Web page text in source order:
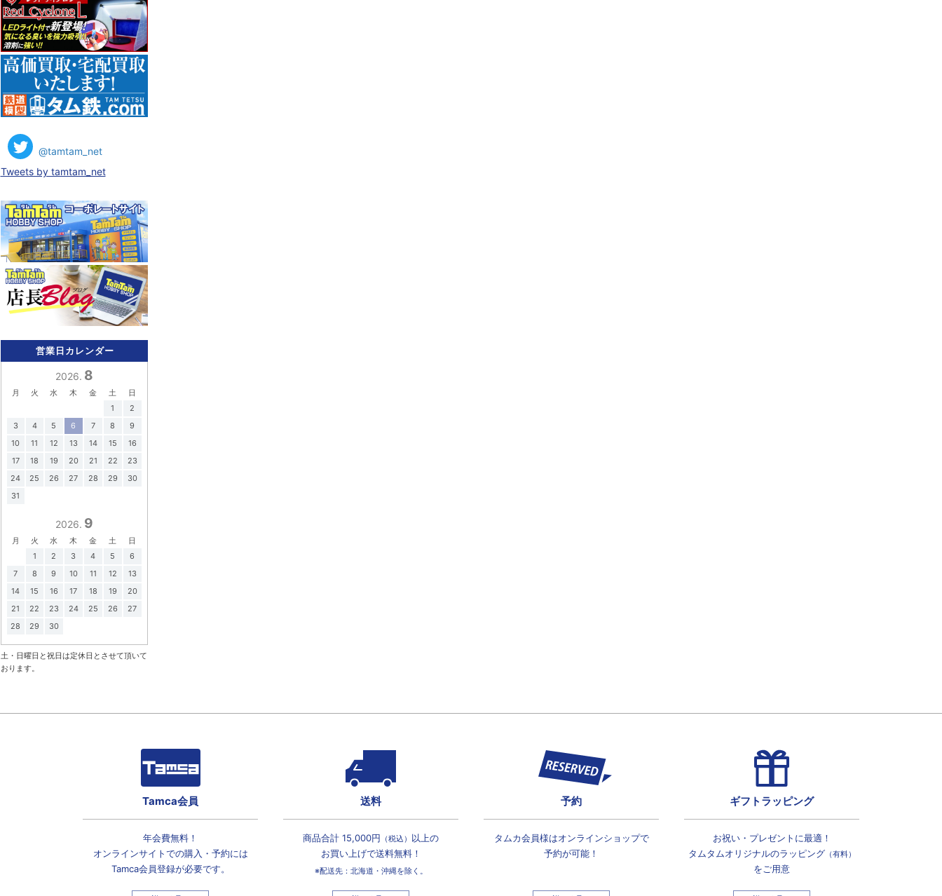
@tamtam_net
Tweets by tamtam_net
営業日カレンダー
2026. 8
月 火 水 木 金 土
日
1
2
3
4 5 6 7 8
9
10
11 12 13 14 15
16
17
18 19 20 21 22
23
24
25 26 27 28 29
30
31
2026. 9
月 火 水 木 金 土
日
1
2 3 4 5
6
7
8 9 10 11 12
13
14
15 16 17 18 19
20
21
22 23 24 25 26
27
28
29 30
土・日曜日と祝日は定休日とさせて頂いて
おります。
Tamca会員
年会費無料！
オンラインサイトでの購入・予約には
Tamca会員登録が必要です。
送料
商品合計 15,000円 （税込） 以上の
お買い上げで送料無料！
※配送先：北海道・沖縄を除く。
予約
タムカ会員様はオンラインショップで
予約が可能！
ギフトラッピング
お祝い・プレゼントに最適！
タムタムオリジナルのラッピング （有料）
をご用意